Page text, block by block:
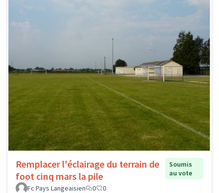
Remplacer l'éclairage du terrain de
foot cinq mars la pile
Soumis
au vote
Fc Pays Langeaisien
0 0